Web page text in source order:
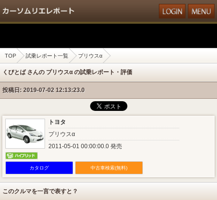
TOP 試乗レポート一覧 プリウスα
くびとば さんの プリウスα の試乗レポート・評価
投稿日: 2019-07-02 12:13:23.0
トヨタ
プリウスα
2011-05-01 00:00:00.0 発売
カタログ 中古車検索(無料)
このクルマを一言で表すと？